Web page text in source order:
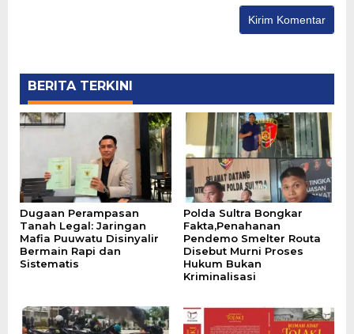
BERITA TERKINI
Dugaan Perampasan
Tanah Legal: Jaringan
Mafia Puuwatu Disinyalir
Bermain Rapi dan
Sistematis
Polda Sultra Bongkar
Fakta,Penahanan
Pendemo Smelter Routa
Disebut Murni Proses
Hukum Bukan
Kriminalisasi